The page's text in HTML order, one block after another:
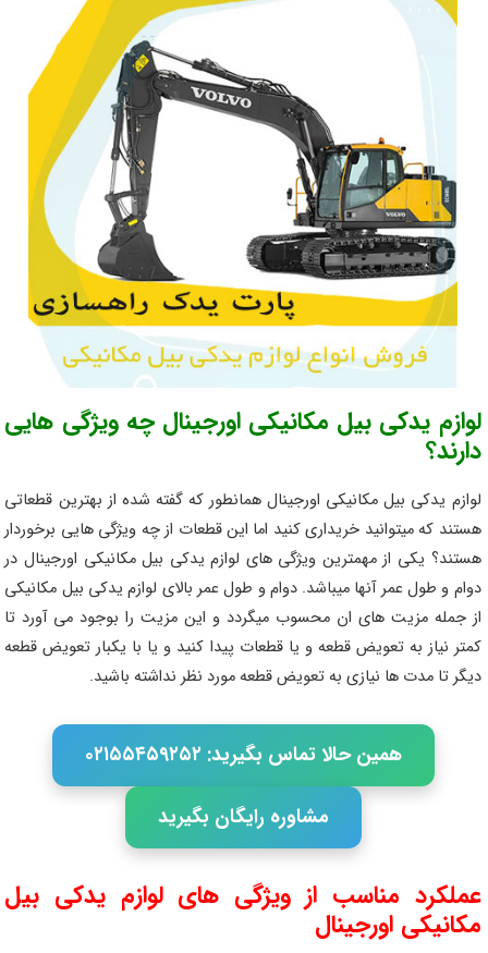
لوازم یدکی بیل مکانیکی اورجینال چه ویژگی هایی
دارند؟
لوازم یدکی بیل مکانیکی اورجینال همانطور که گفته شده از بهترین قطعاتی
هستند که میتوانید خریداری کنید اما این قطعات از چه ویژگی هایی برخوردار
هستند؟ یکی از مهمترین ویژگی های لوازم یدکی بیل مکانیکی اورجینال در
دوام و طول عمر آنها میباشد. دوام و طول عمر بالای لوازم یدکی بیل مکانیکی
از جمله مزیت های ان محسوب میگردد و این مزیت را بوجود می آورد تا
کمتر نیاز به تعویض قطعه و یا قطعات پیدا کنید و یا با یکبار تعویض قطعه
دیگر تا مدت ها نیازی به تعویض قطعه مورد نظر نداشته باشید.
همین حالا تماس بگیرید: ۰۲۱۵۵۴۵۹۲۵۲
مشاوره رایگان بگیرید
عملکرد مناسب از ویژگی های لوازم یدکی بیل
مکانیکی اورجینال